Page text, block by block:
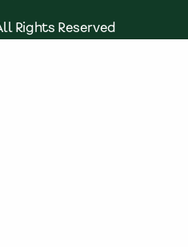
Rights Reserved